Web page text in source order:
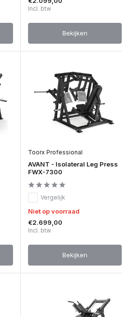
Incl. btw
Bekijken
Toorx Professional
AVANT - Isolateral Leg Press
FWX-7300
Vergelijk
Niet op voorraad
€2.699,00
Incl. btw
Bekijken